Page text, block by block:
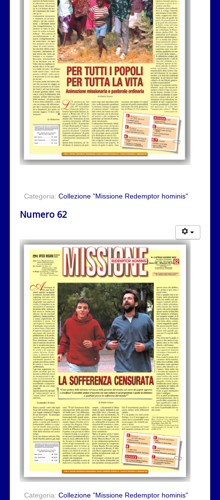
Categoria: Collezione "Missione Redemptor hominis"
Numero 62
Categoria: Collezione "Missione Redemptor hominis"